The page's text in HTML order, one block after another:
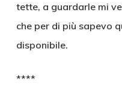
tette, a guardarle mi
che per di più sapevo
disponibile.
****